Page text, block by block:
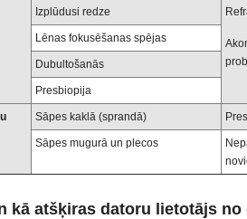
Izplūdusi redze
Lēnas fokusēšanas spējas
Dubultošanās
Presbiopija
Sāpes kaklā (sprandā)
Sāpes mugurā un plecos
kā atšķiras datoru lietotājs